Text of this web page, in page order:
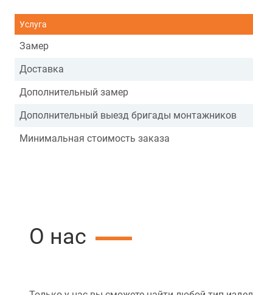
Услуга
Замер
Доставка
Дополнительный замер
Дополнительный выезд бригады монтажников
Минимальная стоимость заказа
О нас